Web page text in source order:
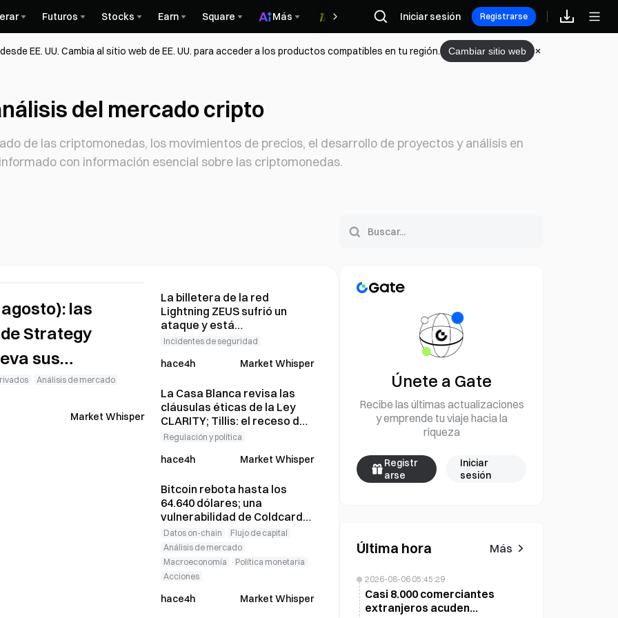
Futuros Stocks Earn Square Más Recompensas
Iniciar sesión Registrarse
EE. UU. Cambia al sitio web de EE. UU. para acceder a los productos compatibles en tu región. Cambiar sitio web
del mercado cripto
de las criptomonedas, los movimientos de precios, el desarrollo de proyectos y análisis en
con información esencial sobre las criptomonedas.
las
Strategy
sus
todo 2026
Análisis de mercado
Market Whisper
La billetera de la red
Lightning ZEUS sufrió un
ataque y está
temporalmente fuera de
afirma que los fondos de los
Incidentes de seguridad
hace4h Market Whisper
La Casa Blanca revisa las
cláusulas éticas de la Ley
CLARITY; Tillis: el receso del
Senado se prolonga hasta la
hay oportunidad de votar
Regulación y política
hace4h Market Whisper
Bitcoin rebota hasta los
64.640 dólares; una
vulnerabilidad de Coldcard
lleva las carteras activas a
máximos de tres meses
Datos on-chain
Flujo de capital
Análisis de mercado
Macroeconomía
Política monetaria
Acciones
hace4h Market Whisper
Únete a Gate
Recibe las últimas actualizaciones
y emprende tu viaje hacia la
riqueza
Registr
arse
Iniciar
sesión
Última hora Más
2026-08-06 05:45:29
Casi 8.000 comerciantes
extranjeros acuden